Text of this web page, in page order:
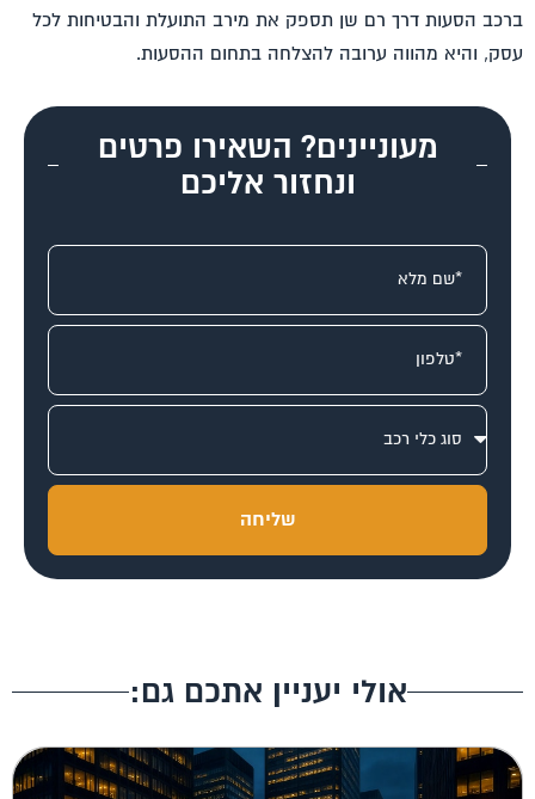
ברכב הסעות דרך רם שן תספק את מירב התועלת והבטיחות לכל
עסק, והיא מהווה ערובה להצלחה בתחום ההסעות.
מעוניינים? השאירו פרטים
ונחזור אליכם
שליחה
אולי יעניין אתכם גם: